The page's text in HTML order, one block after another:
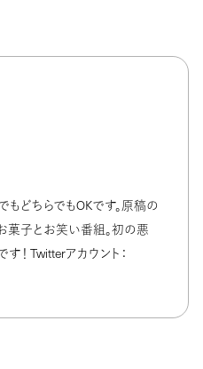
もどちらでもOKです。原稿の
菓子とお笑い番組。初の悪
！ Twitterアカウント：